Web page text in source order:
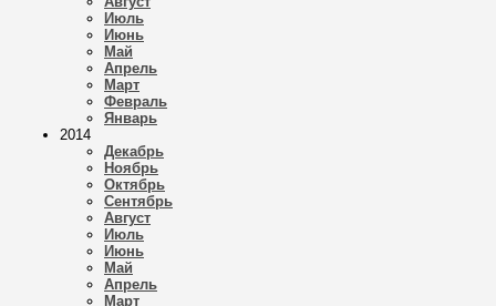
Июль
Июнь
Май
Апрель
Март
Февраль
Январь
2014
Декабрь
Ноябрь
Октябрь
Сентябрь
Август
Июль
Июнь
Май
Апрель
Март